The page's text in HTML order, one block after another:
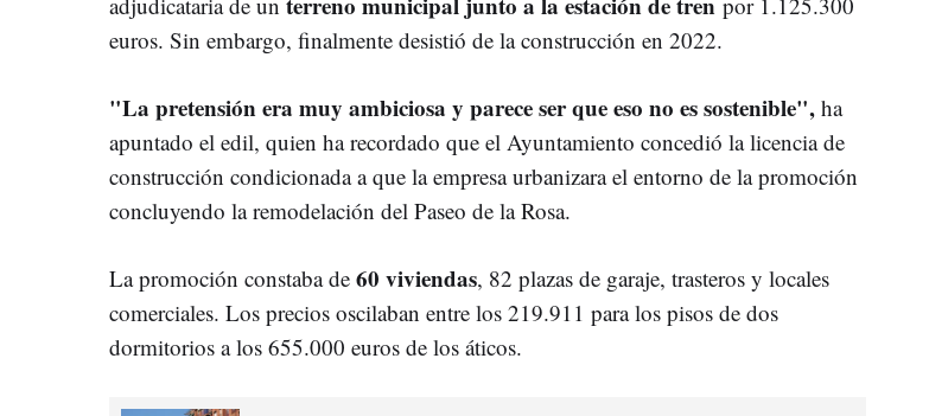
euros. Sin embargo, finalmente desistió de la construcción en 2022.
"La pretensión era muy ambiciosa y parece ser que eso no es sostenible", ha
apuntado el edil, quien ha recordado que el Ayuntamiento concedió la licencia de
construcción condicionada a que la empresa urbanizara el entorno de la promoción
concluyendo la remodelación del Paseo de la Rosa.
La promoción constaba de 60 viviendas, 82 plazas de garaje, trasteros y locales
comerciales. Los precios oscilaban entre los 219.911 para los pisos de dos
dormitorios a los 655.000 euros de los áticos.